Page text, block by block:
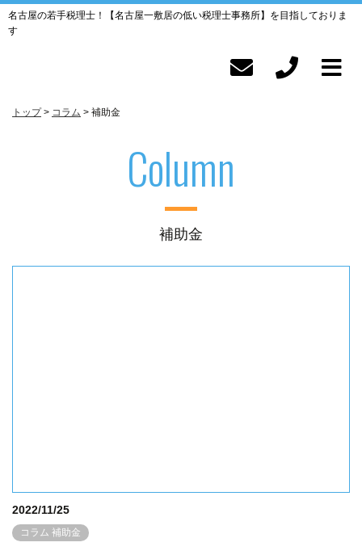
名古屋の若手税理士！【名古屋一敷居の低い税理士事務所】を目指しておりま
す
トップ コラム 補助金
Column
補助金
2022/11/25
コラム 補助金